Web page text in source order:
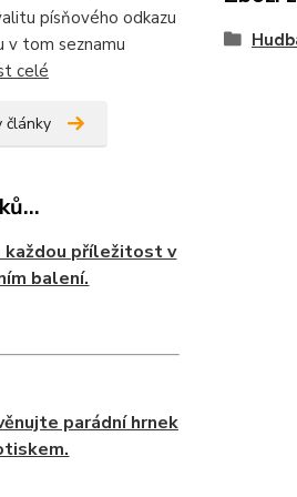
písňového odkazu
v tom seznamu
celé
články
každou příležitost v
balení.
parádní hrnek